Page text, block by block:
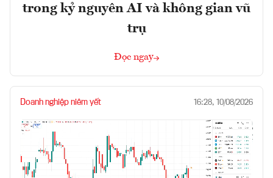
trong kỷ nguyên AI và không gian vũ
trụ
Đọc ngay
Doanh nghiệp niêm yết 16:28, 10/08/2026